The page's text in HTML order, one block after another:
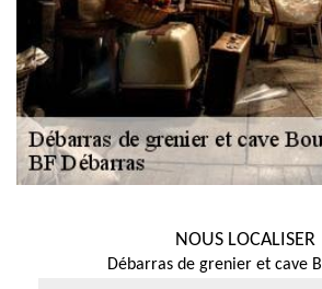
NOUS LOCALISER
Débarras de grenier et cave